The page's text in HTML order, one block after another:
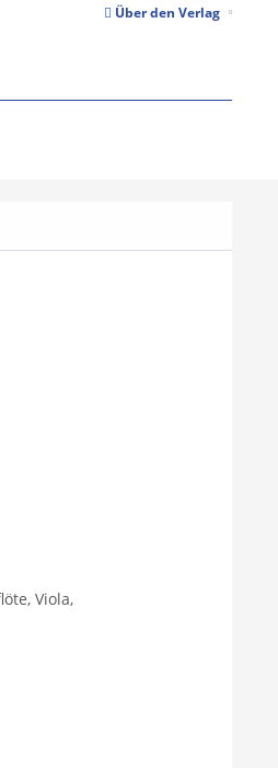
Über den Verlag
Viola,